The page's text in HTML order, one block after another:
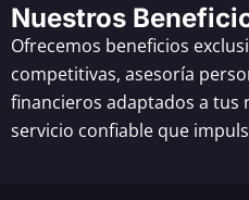
Nuestros
Ofrecemos beneficios
competitivas, asesoría
financieros adaptados a tus
servicio confiable que